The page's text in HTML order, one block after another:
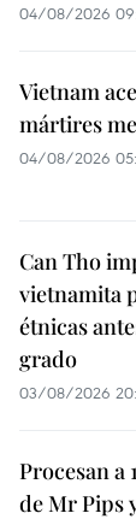
04/08/2026
Vietnam
mártires
04/08/2026
Can Tho
vietnamita
étnicas
grado
03/08/2026
Procesan a
de Mr Pips